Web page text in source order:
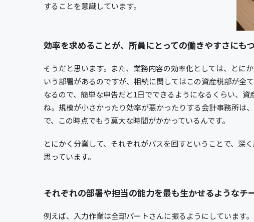
することを意識しています。
効率を求めることが、所員にとっての働きやすさにも
そうだと思います。また、業務内容の効率化としては、とに
いう部署があるのですが、相続に関してはこの資産税部が全
なるので、簡単な申告だと1日でできるようになるくらい、
ね。規模が小さかったり効率が悪かったりする会計事務所は
で、この時点でもう莫大な時間がかかっているんです。
とにかく分業して、それぞれがパスを回すということで、深
思っています。
それぞれの部署や担当の能力を最も生かせるようなチ
例えば、入力作業は全部パートさんに振るようにしています